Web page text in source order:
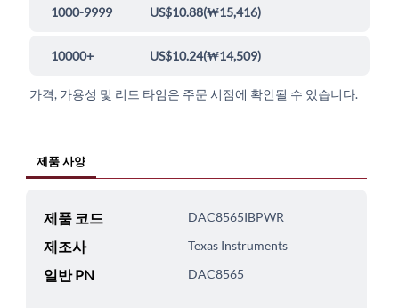
1000-9999 US$10.88(₩15,416)
10000+ US$10.24(₩14,509)
가격, 가용성 및 리드 타임은 주문 시점에 확인될 수 있습니다.
제품 사양
제품 코드 DAC8565IBPWR
제조사 Texas Instruments
일반 PN DAC8565